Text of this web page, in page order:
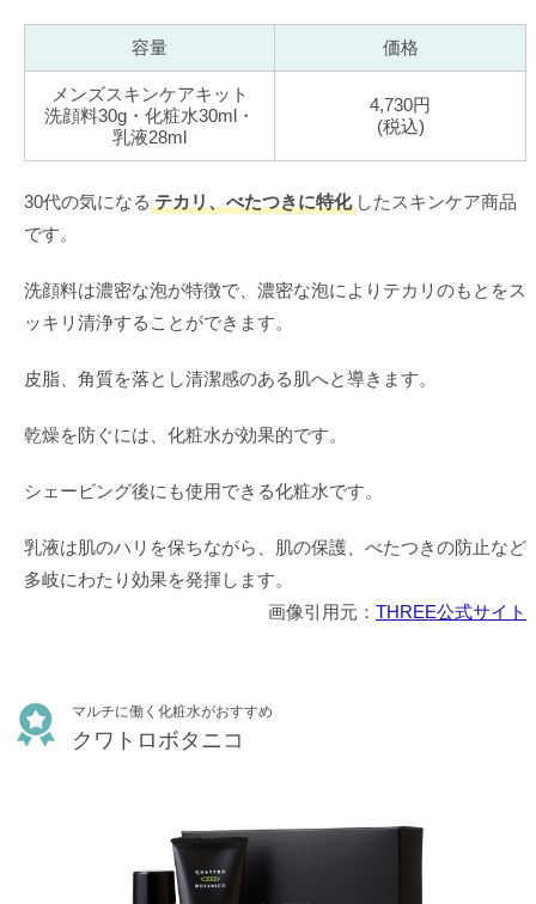
容量 価格
メンズスキンケアキット
洗顔料30g・化粧水30ml・
乳液28ml
4,730円
(税込)
30代の気になる テカリ、べたつきに特化 したスキンケア商品
です。
洗顔料は濃密な泡が特徴で、濃密な泡によりテカリのもとをス
ッキリ清浄することができます。
皮脂、角質を落とし清潔感のある肌へと導きます。
乾燥を防ぐには、化粧水が効果的です。
シェービング後にも使用できる化粧水です。
乳液は肌のハリを保ちながら、肌の保護、べたつきの防止など
多岐にわたり効果を発揮します。
画像引用元： THREE公式サイト
マルチに働く化粧水がおすすめ
クワトロボタニコ